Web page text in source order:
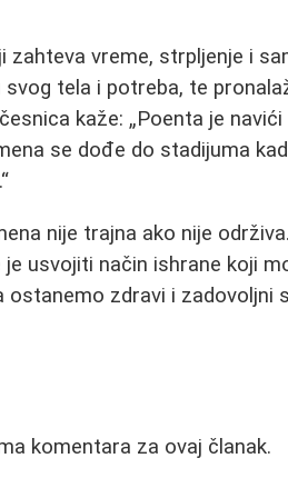
zahteva vreme, strpljenje i
tela i potreba, te
kaže:
Poenta je
se dođe do stadijuma
nije trajna ako nije
usvojiti način ishrane koji
zdravi i zadovoljni
komentara za ovaj članak.